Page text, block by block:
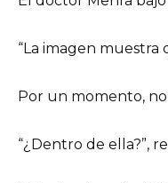
“La imagen muestra
Por un momento,
“¿Dentro de ella?”,